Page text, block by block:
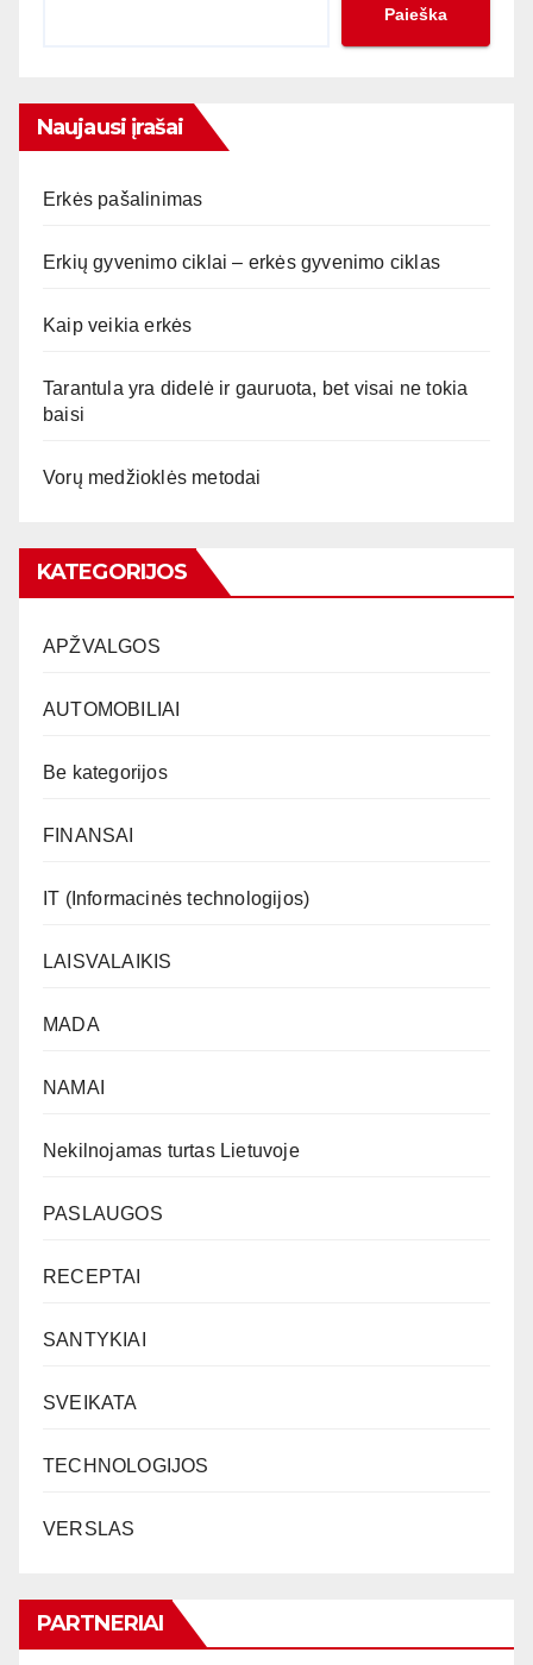
Paieška
Naujausi įrašai
Erkės pašalinimas
Erkių gyvenimo ciklai – erkės gyvenimo ciklas
Kaip veikia erkės
Tarantula yra didelė ir gauruota, bet visai ne tokia
baisi
Vorų medžioklės metodai
KATEGORIJOS
APŽVALGOS
AUTOMOBILIAI
Be kategorijos
FINANSAI
IT (Informacinės technologijos)
LAISVALAIKIS
MADA
NAMAI
Nekilnojamas turtas Lietuvoje
PASLAUGOS
RECEPTAI
SANTYKIAI
SVEIKATA
TECHNOLOGIJOS
VERSLAS
PARTNERIAI